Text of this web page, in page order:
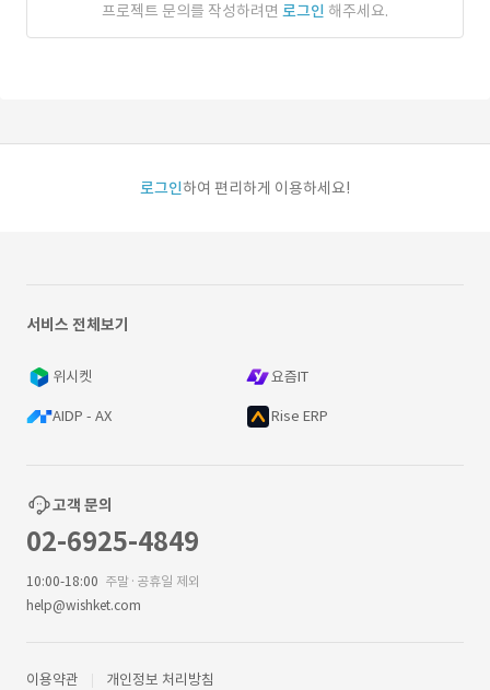
프로젝트 문의를 작성하려면 로그인 해주세요.
로그인하여 편리하게 이용하세요!
서비스 전체보기
위시켓 요즘IT
AIDP - AX Rise ERP
고객 문의
02-6925-4849
10:00-18:00 주말·공휴일 제외
help@wishket.com
이용약관 개인정보 처리방침